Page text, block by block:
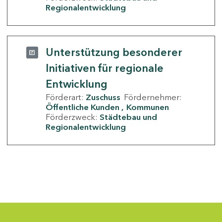
Regionalentwicklung
Unterstützung besonderer
Initiativen für regionale
Entwicklung
Förderart: Zuschuss Fördernehmer:
Öffentliche Kunden
Kommunen
Förderzweck: Städtebau und
Regionalentwicklung